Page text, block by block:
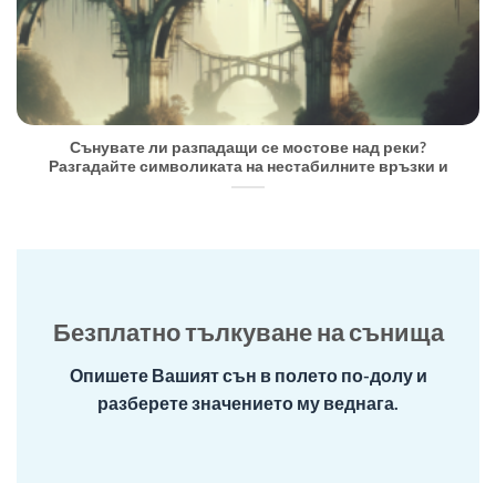
Сънувате ли разпадащи се мостове над реки?
Разгадайте символиката на нестабилните връзки и
Безплатно тълкуване на сънища
Опишете Вашият сън в полето по-долу и
разберете значението му веднага.